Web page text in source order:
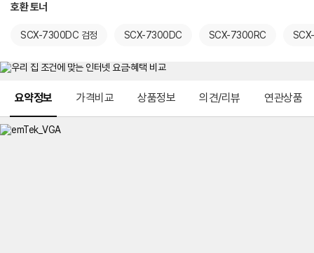
호환 토너
SCX-7300DC 검정 SCX-7300DC SCX-7300RC
요약정보 가격비교 상품정보 의견/리뷰 연관상품